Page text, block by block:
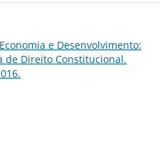
e Desenvolvimento:
de Direito Constitucional.